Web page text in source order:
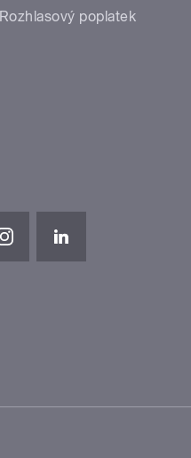
Rozhlasový poplatek